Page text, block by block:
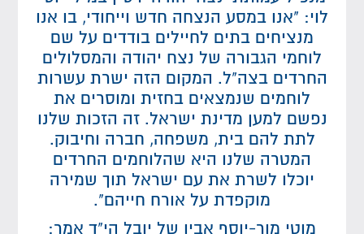
לוי: "אנו במסע הנצחה חדש וייחודי, בו אנו
מנציחים בתים לחיילים בודדים על שם
לוחמי הגבורה של נצח יהודה והמסלולים
החרדים בצה"ל. המקום הזה ישרת עשרות
לוחמים שנמצאים בחזית ומוסרים את
נפשם למען מדינת ישראל. זה הזכות שלנו
לתת להם בית, משפחה, חברה וחיבוק.
המטרה שלנו היא שהלוחמים החרדים
יוכלו לשרת את עם ישראל תוך שמירה
מוקפדת על אורח חייהם".
מוטי מור-יוסף אביו של יובל הי"ד אמר: